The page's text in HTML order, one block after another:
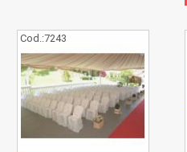
Cod.:7243